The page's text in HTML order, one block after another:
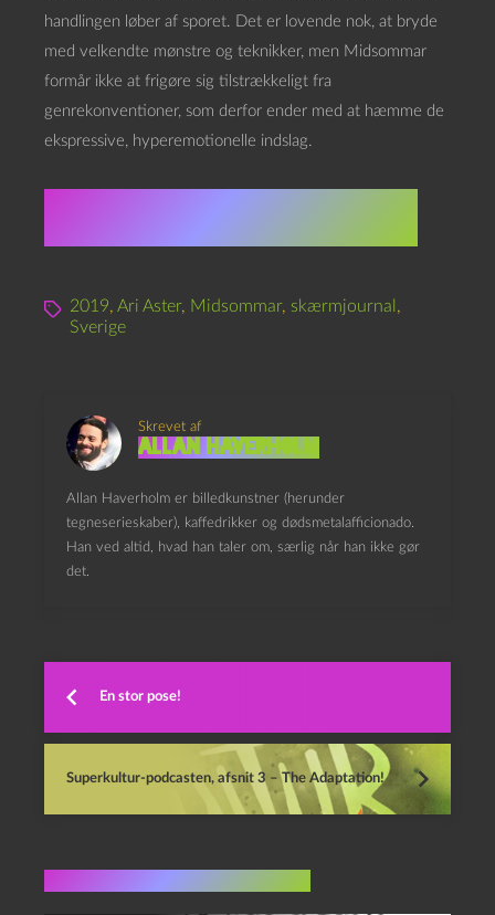
handlingen løber af sporet. Det er lovende nok, at bryde
med velkendte mønstre og teknikker, men Midsommar
formår ikke at frigøre sig tilstrækkeligt fra
genrekonventioner, som derfor ender med at hæmme de
ekspressive, hyperemotionelle indslag.
2019, Ari Aster, Midsommar, skærmjournal ,
Sverige
Skrevet af
Allan Haverholm
Allan Haverholm er billedkunstner (herunder
tegneserieskaber), kaffedrikker og dødsmetalafficionado.
Han ved altid, hvad han taler om, særlig når han ikke gør
det.
En stor pose!
Superkultur-podcasten, afsnit 3 – The Adaptation!